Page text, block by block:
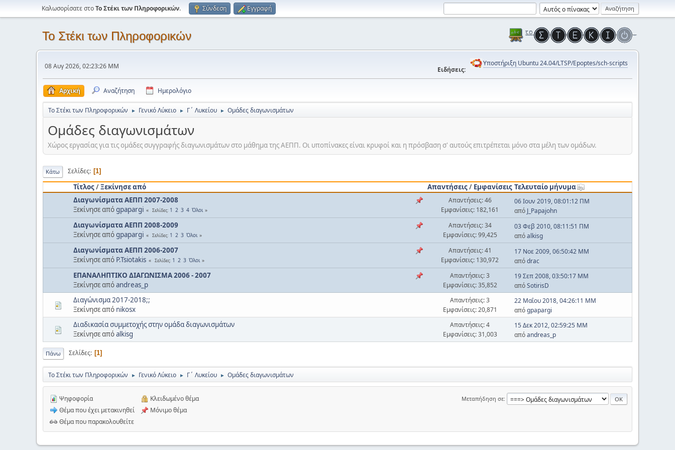
Καλωσορίσατε στοΤο Στέκι των Πληροφορικών. Σύνδεση Εγγραφή
Το Στέκι των Πληροφορικών
08 Αυγ 2026, 02:23:26 ΜΜ Ειδήσεις:
Υποστήριξη Ubuntu 24.04/LTSP/Epoptes/sch-scripts
Αρχική Αναζήτηση Ημερολόγιο
Το Στέκι των Πληροφορικών ► Γενικό Λύκειο ► Γ΄ Λυκείου ► Ομάδες διαγωνισμάτων
Ομάδες διαγωνισμάτων
Χώρος εργασίας για τις ομάδες συγγραφής διαγωνισμάτων στο μάθημα της ΑΕΠΠ. Οι υποπίνακες είναι κρυφοί και η πρόσβαση σ' αυτούς επιτρέπεται μόνο στα μέλη των ομάδων.
Κάτω Σελίδες 1
Τίτλος/Ξεκίνησε από Απαντήσεις/ Εμφανίσεις Τελευταίο μήνυμα
Διαγωνίσματα ΑΕΠΠ 2007-2008
Ξεκίνησε απόgpapargi Σελίδες 1 2 3 4 Όλοι
Απαντήσεις: 46
Εμφανίσεις: 182,161
06 Ιουν 2019, 08:01:12 ΠΜ
από J_Papajohn
Διαγωνίσματα ΑΕΠΠ 2008-2009
Ξεκίνησε απόgpapargi Σελίδες 1 2 3 Όλοι
Απαντήσεις: 34
Εμφανίσεις: 99,425
03 Φεβ 2010, 08:11:51 ΠΜ
απόalkisg
Διαγωνίσματα ΑΕΠΠ 2006-2007
Ξεκίνησε από P.Tsiotakis Σελίδες 1 2 3 Όλοι
Απαντήσεις: 41
Εμφανίσεις: 130,972
17 Νοε 2009, 06:50:42 ΜΜ
απόdrac
ΕΠΑΝΑΛΗΠΤΙΚΟ ΔΙΑΓΩΝΙΣΜΑ 2006 - 2007
Ξεκίνησε απόandreas_p
Απαντήσεις: 3
Εμφανίσεις: 35,852
19 Σεπ 2008, 03:50:17 ΜΜ
απόSotirisD
Διαγώνισμα 2017-2018;;
Ξεκίνησε από nikosx
Απαντήσεις: 3
Εμφανίσεις: 20,871
22 Μαΐου 2018, 04:26:11 ΜΜ
απόgpapargi
Διαδικασία συμμετοχής στην ομάδα διαγωνισμάτων
Ξεκίνησε απόalkisg
Απαντήσεις: 4
Εμφανίσεις: 31,003
15 Δεκ 2012, 02:59:25 ΜΜ
απόandreas_p
Πάνω Σελίδες 1
Το Στέκι των Πληροφορικών ► Γενικό Λύκειο ► Γ΄ Λυκείου ► Ομάδες διαγωνισμάτων
Μεταπήδηση σε
Ψηφοφορία
Θέμα που έχει μετακινηθεί
Κλειδωμένο θέμα
Μόνιμο θέμα
Θέμα που παρακολουθείτε